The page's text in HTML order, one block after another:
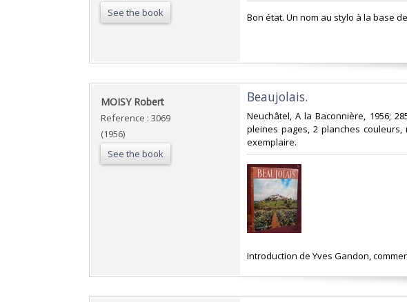
See the book
‎Bon état. Un nom au stylo à la base
‎MOISY Robert‎
Reference : 3069
(1956)
See the book
‎Beaujolais.‎
‎Neuchâtel, A la Baconnière, 1956;
pleines pages, 2 planches
exemplaire.‎
‎Introduction de Yves Gandon,